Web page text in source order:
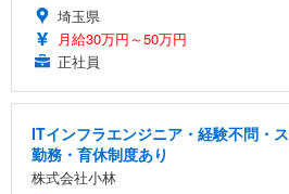
埼玉県
月給30万円～50万円
正社員
ITインフラエンジニア・経験不問・
勤務・育休制度あり
株式会社小林